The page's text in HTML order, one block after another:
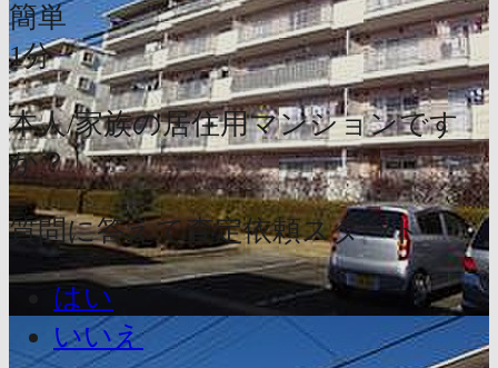
簡単
1分
本人/家族の居住用マンションです
か？
質問に答えて査定依頼スタート
はい
いいえ